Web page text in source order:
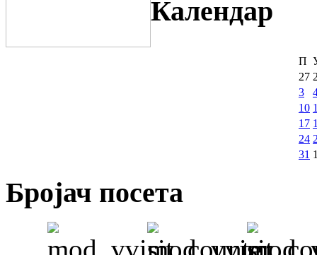
Календар
П
27
3
10
17
24
31
Бројач посета